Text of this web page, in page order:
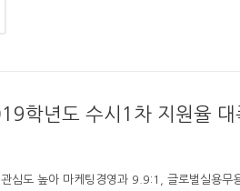
학년도 수시1차 지원율 대
심도 높아 마케팅경영과 9.9:1, 글로벌실용무